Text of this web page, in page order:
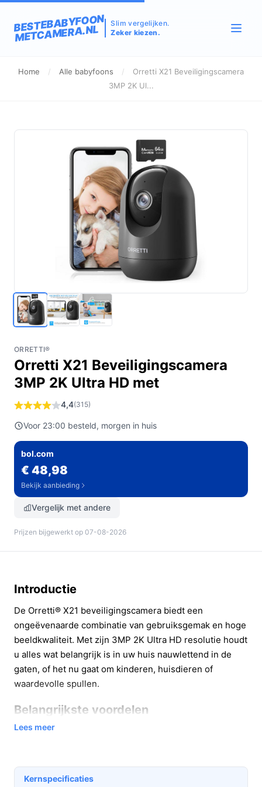
BESTEBABYFOON
METCAMERA.NL
Slim vergelijken.
Zeker kiezen.
Home / Alle babyfoons /
Orretti X21 Beveiligingscamera
3MP 2K Ul...
ORRETTI®
Orretti X21 Beveiligingscamera
3MP 2K Ultra HD met
4,4(315)
Voor 23:00 besteld, morgen in huis
bol.com
€ 48,98
Bekijk aanbieding
Vergelijk met andere
Prijzen bijgewerkt op 07-08-2026
Introductie
De Orretti® X21 beveiligingscamera biedt een
ongeëvenaarde combinatie van gebruiksgemak en hoge
beeldkwaliteit. Met zijn 3MP 2K Ultra HD resolutie houdt
u alles wat belangrijk is in uw huis nauwlettend in de
gaten, of het nu gaat om kinderen, huisdieren of
waardevolle spullen.
Belangrijkste voordelen
Deze camera is ontworpen met het oog op uw
Haarscherp beeld:
Lees meer
Kernspecificaties